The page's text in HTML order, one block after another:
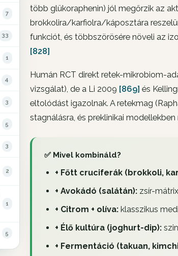
7
33
1
4
3
5
3
2
1
5
több glükoraphenin) jól megőrzik az
brokkolira/karfiolra/káposztára
funkciót, és többszörösére növeli az
[828]
Humán RCT direkt retek-mikrobiom-
vizsgálat), de a Li 2009 [869] és
eltolódást igazolnak. A retekmag
stagnálásra, és preklinikai
✅ Mivel kombináld?
+ Főtt cruciferák (brokkoli,
+ Avokádó (salátán):zsír-
+ Citrom + olíva:klasszikus
+ Élő kultúra (joghurt-dip):
+ Fermentáció (takuan,